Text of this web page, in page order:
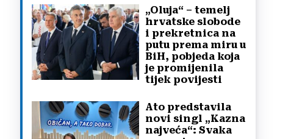
„Oluja“ – temelj
hrvatske slobode
i prekretnica na
putu prema miru u
BiH, pobjeda koja
je promijenila
tijek povijesti
Ato predstavila
novi singl „Kazna
najveća“: Svaka